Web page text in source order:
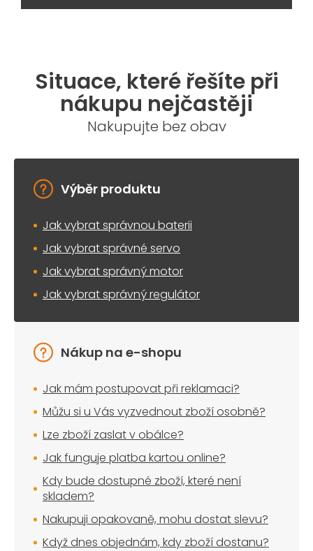
Situace, které řešíte při
nákupu nejčastěji
Nakupujte bez obav
Výběr produktu
Jak vybrat správnou baterii
Jak vybrat správné servo
Jak vybrat správný motor
Jak vybrat správný regulátor
Nákup na e-shopu
Jak mám postupovat při reklamaci?
Můžu si u Vás vyzvednout zboží osobně?
Lze zboží zaslat v obálce?
Jak funguje platba kartou online?
Kdy bude dostupné zboží, které není
skladem?
Nakupuji opakovaně, mohu dostat slevu?
Když dnes objednám, kdy zboží dostanu?